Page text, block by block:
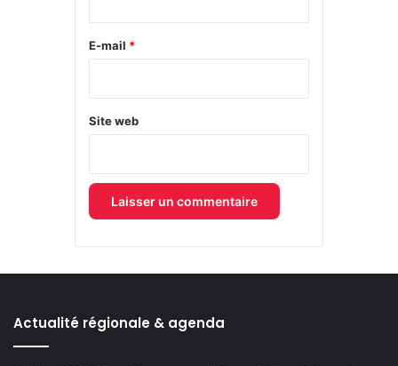
e
E-mail *
Site web
Actualité régionale & agenda